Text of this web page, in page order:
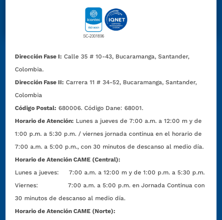
Dirección Fase I: Calle 35 # 10-43, Bucaramanga, Santander,
Colombia.
Dirección Fase II: Carrera 11 # 34-52, Bucaramanga, Santander,
Colombia
Código Postal: 680006. Código Dane: 68001.
Horario de Atención: Lunes a jueves de 7:00 a.m. a 12:00 m y de
1:00 p.m. a 5:30 p.m. / viernes jornada continua en el horario de
7:00 a.m. a 5:00 p.m., con 30 minutos de descanso al medio día.
Horario de Atención CAME (Central):
Lunes a jueves: 7:00 a.m. a 12:00 m y de 1:00 p.m. a 5:30 p.m.
Viernes: 7:00 a.m. a 5:00 p.m. en Jornada Continua con
30 minutos de descanso al medio día.
Horario de Atención CAME (Norte):